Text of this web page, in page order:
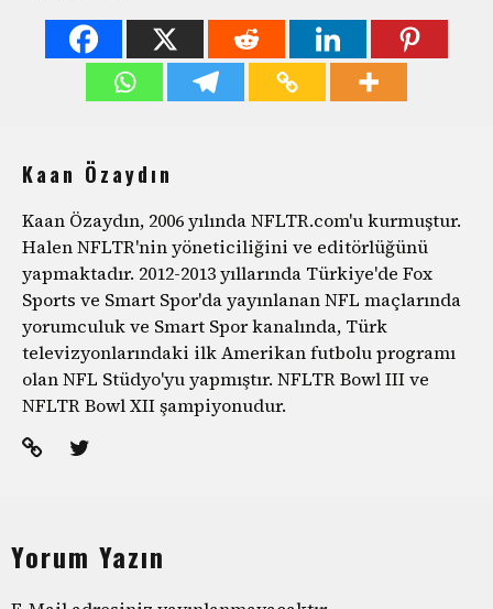
Kaan Özaydın
Kaan Özaydın, 2006 yılında NFLTR.com'u kurmuştur.
Halen NFLTR'nin yöneticiliğini ve editörlüğünü
yapmaktadır. 2012-2013 yıllarında Türkiye'de Fox
Sports ve Smart Spor'da yayınlanan NFL maçlarında
yorumculuk ve Smart Spor kanalında, Türk
televizyonlarındaki ilk Amerikan futbolu programı
olan NFL Stüdyo'yu yapmıştır. NFLTR Bowl III ve
NFLTR Bowl XII şampiyonudur.
Yorum Yazın